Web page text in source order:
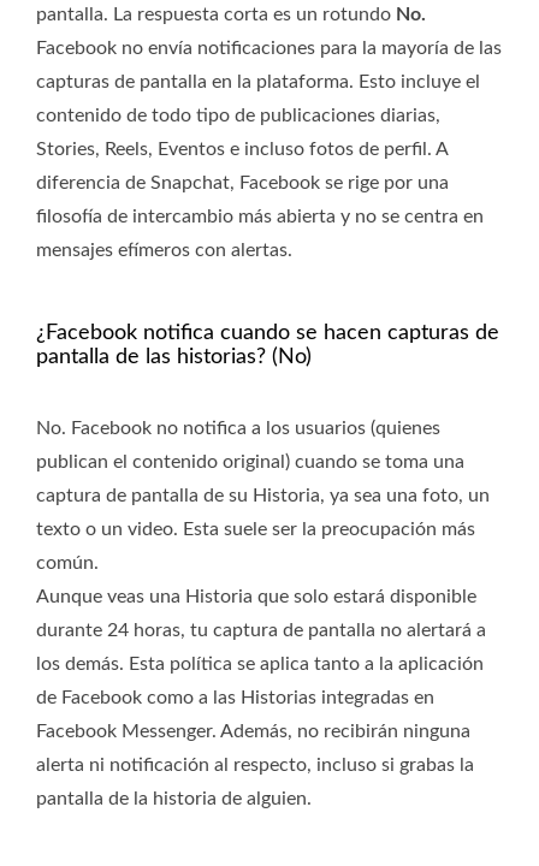
pantalla. La respuesta corta es un rotundo No.
Facebook no envía notificaciones para la mayoría de las
capturas de pantalla en la plataforma. Esto incluye el
contenido de todo tipo de publicaciones diarias,
Stories, Reels, Eventos e incluso fotos de perfil. A
diferencia de Snapchat, Facebook se rige por una
filosofía de intercambio más abierta y no se centra en
mensajes efímeros con alertas.
¿Facebook notifica cuando se hacen capturas de
pantalla de las historias? (No)
No. Facebook no notifica a los usuarios (quienes
publican el contenido original) cuando se toma una
captura de pantalla de su Historia, ya sea una foto, un
texto o un video. Esta suele ser la preocupación más
común.
Aunque veas una Historia que solo estará disponible
durante 24 horas, tu captura de pantalla no alertará a
los demás. Esta política se aplica tanto a la aplicación
de Facebook como a las Historias integradas en
Facebook Messenger. Además, no recibirán ninguna
alerta ni notificación al respecto, incluso si grabas la
pantalla de la historia de alguien.